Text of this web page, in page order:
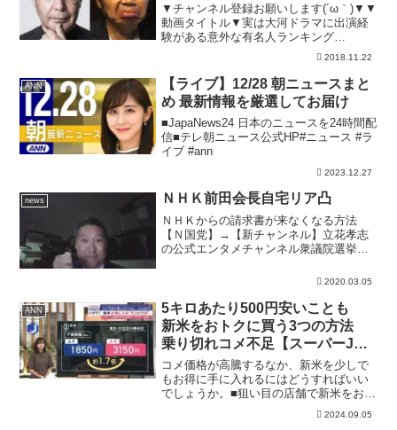
▼チャンネル登録お願いします(´ω｀)▼▼
動画タイトル▼実は大河ドラマに出演経
験がある意外な有名人ランキング
TOP10！▼オススメ動画はこちら
女優に転身した芸能人まとめ！☆ヤバイ
事をして干された芸能人ま...
2018.11.22
ANN
【ライブ】12/28 朝ニュースまと
め 最新情報を厳選してお届け
■JapaNews24 日本のニュースを24時間配
信■テレ朝ニュース公式HP#ニュース #ラ
イブ #ann
2023.12.27
news ＮＨＫ前田会長自宅リア凸
ＮＨＫからの請求書が来なくなる方法
【Ｎ国党】→【新チャンネル】立花孝志
の公式エンタメチャンネル衆議院選挙に
県４区・2020年4月26日投票日】★NHK
ている証拠記事→2...
2020.03.05
ANN
5キロあたり500円安いことも
新米をおトクに買う3つの方法
乗り切れコメ不足【スーパーJチ
ャンネル】(2024年9月5日)
コメ価格が高騰するなか、新米を少しで
もお得に手に入れるにはどうすればいい
でしょうか。■狙い目の店舗で新米をお得
に みなさんは、スーパーなどで新米を
見かけましたか。関東でも少しずつ新米
2024.09.05